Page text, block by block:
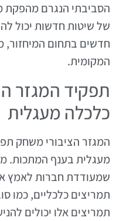
הסביבתי הנגרם מהפקת
של שיטות חדשות יכול
חדשים בתחום
המקומית.
תפקיד המגזר
כלכלה מעגלית
המגזר הציבורי משחק
מעגלית בענף המתכות.
שמעודדת חברות לאמץ
תמריצים כלכליים, כמו
תמריצים אלו יכולים